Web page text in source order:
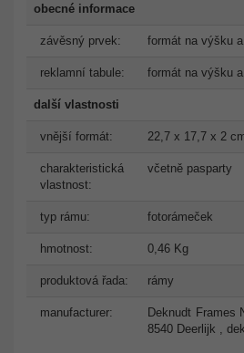
obecné informace
závěsný prvek: formát na výšku
reklamní tabule: formát na výšku
další vlastnosti
vnější formát: 22,7 x 17,7 x 2
charakteristická
vlastnost:
včetně pasparty
typ rámu: fotorámeček
hmotnost: 0,46 Kg
produktová řada: rámy
manufacturer:
Deknudt Frames
8540 Deerlijk ,